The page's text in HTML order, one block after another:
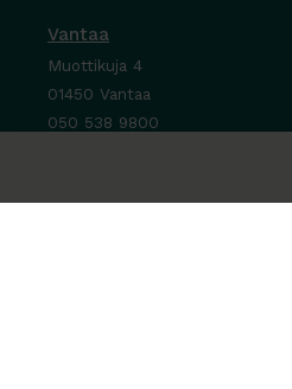
Vantaa
Muottikuja 4
01450 Vantaa
050 538 9800